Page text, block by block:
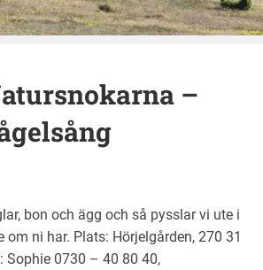
–
bon och ägg och så pysslar vi ute i
ni har. Plats: Hörjelgården, 270 31
Sophie 0730 – 40 80 40,